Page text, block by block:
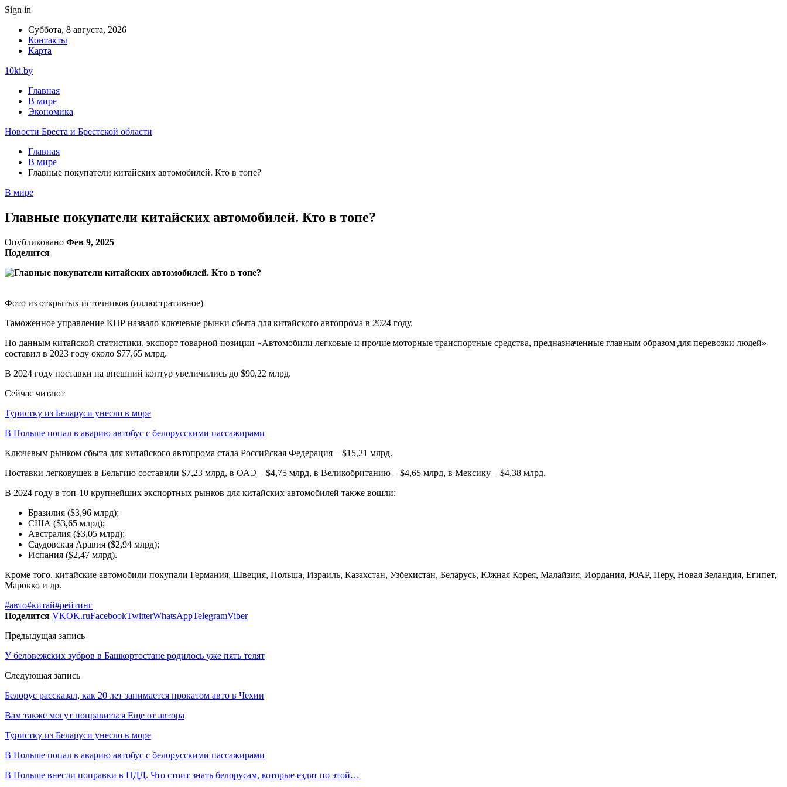
Sign in
Суббота, 8 августа, 2026
Контакты
Карта
10ki.by
Главная
В мире
Экономика
Новости Бреста и Брестской области
Главная
В мире
Главные покупатели китайских автомобилей. Кто в топе?
В мире
Главные покупатели китайских автомобилей. Кто в топе?
Опубликовано Фев 9, 2025
Поделится
Фото из открытых источников (иллюстративное)
Таможенное управление КНР назвало ключевые рынки сбыта для китайского автопрома в 2024 году.
По данным китайской статистики, экспорт товарной позиции «Автомобили легковые и прочие моторные транспортные средства, предназначенные главным образом для перевозки людей»
составил в 2023 году около $77,65 млрд.
В 2024 году поставки на внешний контур увеличились до $90,22 млрд.
Сейчас читают
Туристку из Беларуси унесло в море
В Польше попал в аварию автобус с белорусскими пассажирами
Ключевым рынком сбыта для китайского автопрома стала Российская Федерация – $15,21 млрд.
Поставки легковушек в Бельгию составили $7,23 млрд, в ОАЭ – $4,75 млрд, в Великобританию – $4,65 млрд, в Мексику – $4,38 млрд.
В 2024 году в топ-10 крупнейших экспортных рынков для китайских автомобилей также вошли:
Бразилия ($3,96 млрд);
США ($3,65 млрд);
Австралия ($3,05 млрд);
Саудовская Аравия ($2,94 млрд);
Испания ($2,47 млрд).
Кроме того, китайские автомобили покупали Германия, Швеция, Польша, Израиль, Казахстан, Узбекистан, Беларусь, Южная Корея, Малайзия, Иордания, ЮАР, Перу, Новая Зеландия, Египет,
Марокко и др.
#авто#китай#рейтинг
Поделится VKOK.ruFacebookTwitterWhatsAppTelegramViber
Предыдущая запись
У беловежских зубров в Башкортостане родилось уже пять телят
Следующая запись
Белорус рассказал, как 20 лет занимается прокатом авто в Чехии
Вам также могут понравиться Еще от автора
Туристку из Беларуси унесло в море
В Польше попал в аварию автобус с белорусскими пассажирами
В Польше внесли поправки в ПДД. Что стоит знать белорусам, которые ездят по этой…